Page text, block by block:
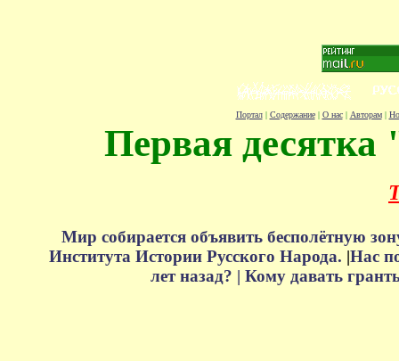
Портал| Содержание| О нас| Авторам|
Первая десятка
Мир собирается объявить бесполётную
Института Истории Русского Народа. |Нас
лет назад? | Кому давать